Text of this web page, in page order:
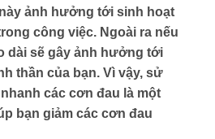
ảnh hưởng tới sinh hoạt
công việc. Ngoài ra nếu
dài sẽ gây ảnh hưởng tới
thần của bạn. Vì vậy, sử
các cơn đau là một
bạn giảm các cơn đau